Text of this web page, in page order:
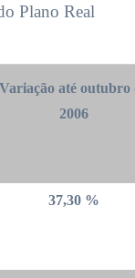
Plano Real
Variação até outubro
2006
37,30 %